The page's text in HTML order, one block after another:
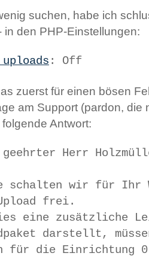
suchen, habe ich
in den PHP-Einstellungen:
: Off
zuerst für einen bösen
am Support (pardon, die
Antwort:
geehrter Herr
schalten wir für Ihr
Upload frei.
eine zusätzliche
darstellt,
für die Einrichtung